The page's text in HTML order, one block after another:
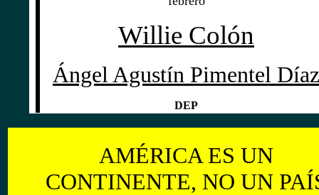
Willie Colón
Ángel Agustín Pimentel Díaz
DEP
AMÉRICA ES UN
CONTINENTE, NO UN